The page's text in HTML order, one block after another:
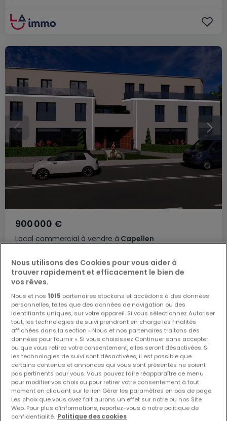
Local commercial à vendre à Capellen
900 000 €
145 m² 4
Nous utilisons des Cookies pour vous aider à
trouver rapidement et efficacement le bien de
vos rêves.
Nous et nos 1015 partenaires stockons et accédons à des données
personnelles, telles que des données de navigation ou des
identifiants uniques, sur votre appareil. Si vous sélectionnez Autoriser
tout, les technologies de suivi prendront en charge les finalités
affichées dans la section « Nous et nos partenaires traitons des
données pour fournir ». Si vous choisissez Continuer sans accepter
ou que vous retirez votre consentement, elles seront désactivées. Si
les technologies de suivi sont désactivées, il est possible que
certains contenus et annonces qui vous sont présentés ne soient
pas pertinents pour vous. Vous pouvez faire réapparaître ce menu
pour modifier vos choix ou pour retirer votre consentement à tout
moment en cliquant sur le lien Gérer les paramètres en bas de page.
Les choix que vous avez fait aurons un effet sur notre ou nos Site
Web. Pour plus d’informations, reportez-vous à notre politique de
confidentialité. Politique des cookies